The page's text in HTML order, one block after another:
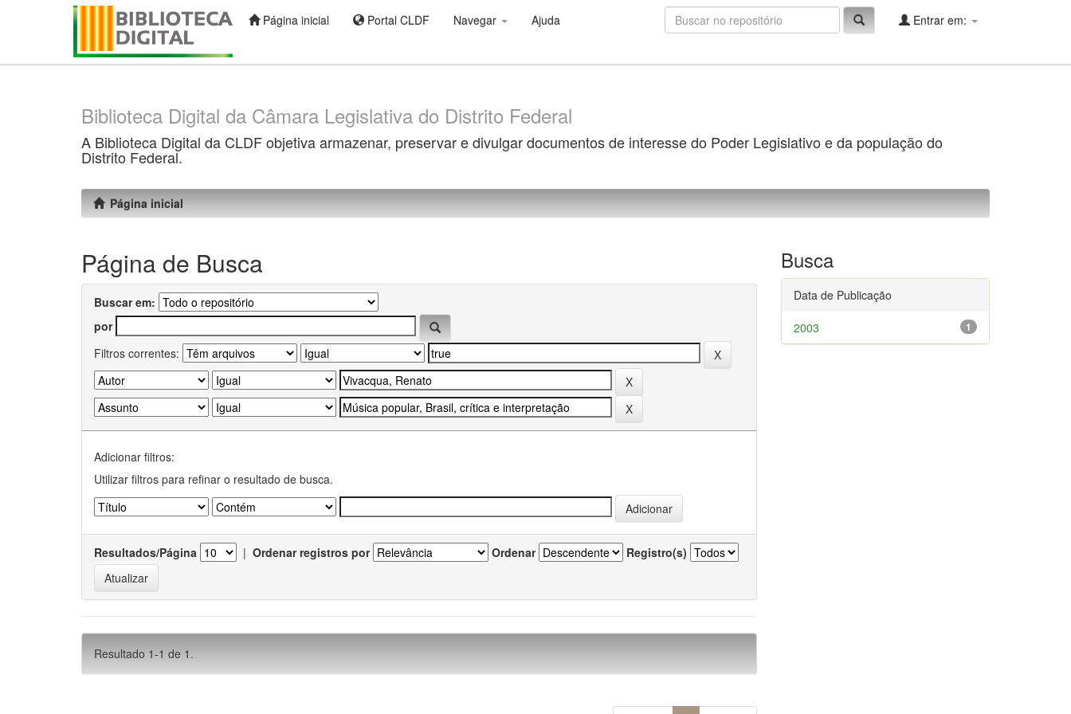
Página inicial Portal CLDF Navegar Ajuda Entrar em:
Biblioteca Digital da Câmara Legislativa do Distrito Federal
A Biblioteca Digital da CLDF objetiva armazenar, preservar e divulgar documentos de interesse do Poder Legislativo e da população do
Distrito Federal.
Página inicial
Página de Busca
Buscar em:
por
Filtros correntes:
Adicionar filtros:
Utilizar filtros para refinar o resultado de busca.
Resultados/Página | Ordenar registros por Ordenar Registro(s)
Resultado 1-1 de 1.
Busca
Data de Publicação
1
2003